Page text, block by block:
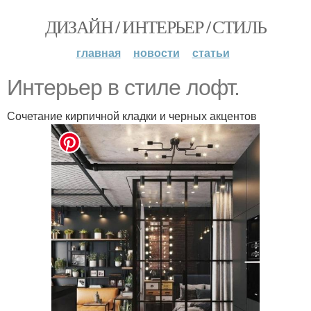
ДИЗАЙН / ИНТЕРЬЕР / СТИЛЬ
главная новости статьи
Интерьер в стиле лофт.
Сочетание кирпичной кладки и черных акцентов